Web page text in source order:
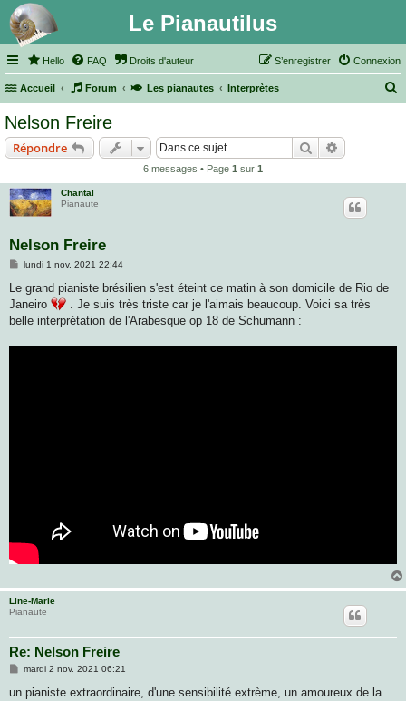
Le Pianautilus
Hello FAQ Droits d'auteur Connexion
S’enregistrer
Accueil Forum Les pianautes Interprètes
Nelson Freire
Répondre Rechercher
6 messages • Page 1 sur 1
Chantal
Pianaute
Nelson Freire
M
s
a
g
lundi 1 nov. 2021 22:44
Le grand pianiste brésilien s'est éteint ce matin à son domicile de Rio de
Janeiro
. Je suis très triste car je l'aimais beaucoup. Voici sa très
belle interprétation de l'Arabesque op 18 de Schumann :
Line-Marie
Pianaute
Re: Nelson Freire
M
s
mardi 2 nov. 2021 06:21
un pianiste extraordinaire, d'une sensibilité extrème, un amoureux de la